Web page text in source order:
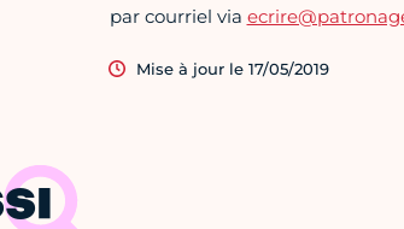
par courriel via
Mise à jour le 17/05/2019